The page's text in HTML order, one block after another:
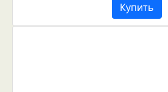
Купить